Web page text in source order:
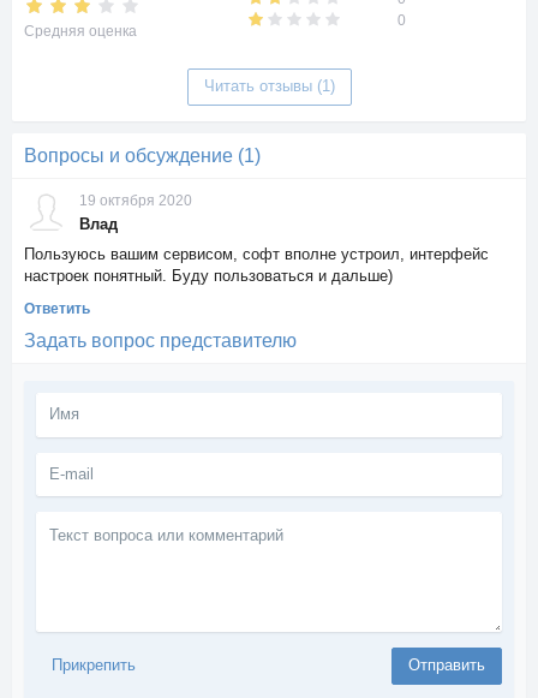
Средняя оценка
0
Читать отзывы (1)
Вопросы и обсуждение (1)
19 октября 2020
Влад
Пользуюсь вашим сервисом, софт вполне устроил, интерфейс
настроек понятный. Буду пользоваться и дальше)
Ответить
Задать вопрос представителю
вопроса
Отправить
Прикрепить